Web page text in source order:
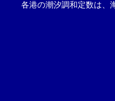
各港の潮汐調和定数は、